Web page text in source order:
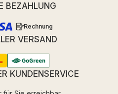
BEZAHLUNG
Rechnung
VERSAND
KUNDENSERVICE